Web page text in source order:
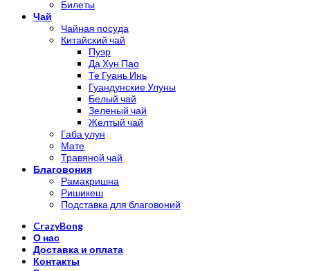
Билеты
Чай
Чайная посуда
Китайский чай
Пуэр
Да Хун Пао
Те Гуань Инь
Гуандунские Улуны
Белый чай
Зеленый чай
Желтый чай
Габа улун
Мате
Травяной чай
Благовония
Рамакришна
Ришикеш
Подставка для благовоний
CrazyBong
О нас
Доставка и оплата
Контакты